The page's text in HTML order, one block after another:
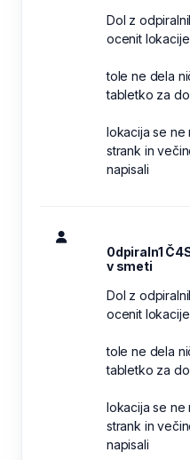
Dol z
ocenit lokacije
tole ne dela
tabletko za
lokacija se ne
strank in
napisali
0dpiraln1
v smeti
Dol z
ocenit lokacije
tole ne dela
tabletko za
lokacija se ne
strank in
napisali